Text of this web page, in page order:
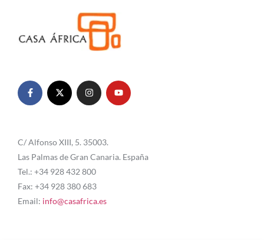
C/ Alfonso XIII, 5. 35003.
Las Palmas de Gran Canaria. España
Tel.: +34 928 432 800
Fax: +34 928 380 683
Email: info@casafrica.es